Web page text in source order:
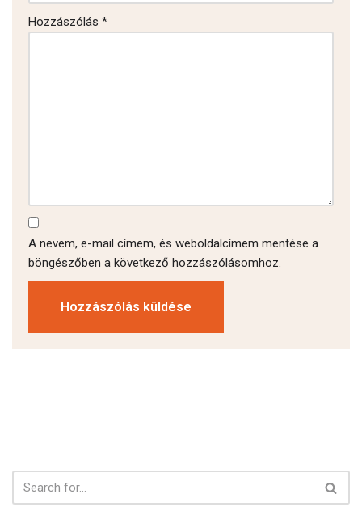
Hozzászólás *
A nevem, e-mail címem, és weboldalcímem mentése a
böngészőben a következő hozzászólásomhoz.